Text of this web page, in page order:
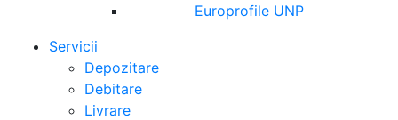
Europrofile UNP
Servicii
Depozitare
Debitare
Livrare